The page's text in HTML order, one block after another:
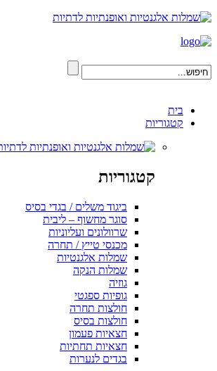
בית
קטגוריות
קטגוריות
ביגוד משלים / בגדי בסיס
סוגר מחשוף – ליבית
שרוולונים ועליוניות
מכנסי טייץ / תחרה
שמלות אלגנטיות
שמלות הנקה
גוזיה
גופיות ספגטי
חולצות תחרה
חולצות בסיס
חצאיות פעמון
חצאיות תחתיות
בגדים לנערות